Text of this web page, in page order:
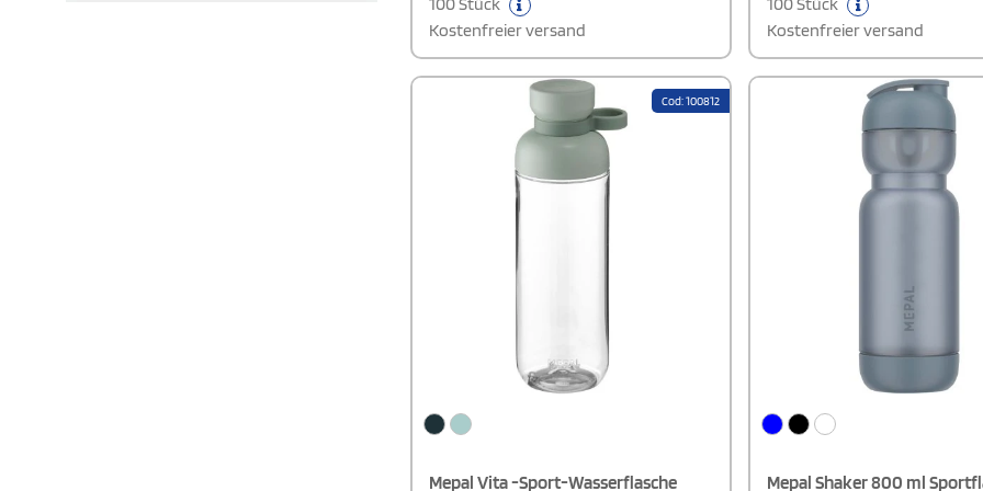
Kostenfreier versand
BPA frei.
Kostenfreier versand
Cod: 100812
Mepal Vita -Sport-Wasserflasche Mepal Shaker 800 ml